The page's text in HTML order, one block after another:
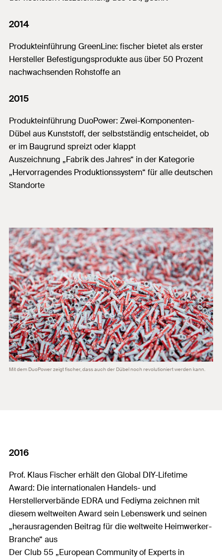
2014
Produkteinführung GreenLine: fischer bietet als erster
Hersteller Befestigungsprodukte aus über 50 Prozent
nachwachsenden Rohstoffe an
2015
Produkteinführung DuoPower: Zwei-Komponenten-
Dübel aus Kunststoff, der selbstständig entscheidet, ob
er im Baugrund spreizt oder klappt
Auszeichnung „Fabrik des Jahres“ in der Kategorie
„Hervorragendes Produktionssystem“ für alle deutschen
Standorte
Mit dem DuoPower zeigt fischer, dass auch der Dübel noch revolutioniert werden kann.
2016
Prof. Klaus Fischer erhält den Global DIY-Lifetime
Award: Die internationalen Handels- und
Herstellerverbände EDRA und Fediyma zeichnen mit
diesem weltweiten Award sein Lebenswerk und seinen
„herausragenden Beitrag für die weltweite Heimwerker-
Branche“ aus
Der Club 55 „European Community of Experts in